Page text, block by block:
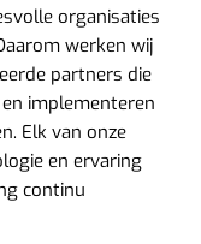
organisaties
werken wij
partners die
implementeren
Elk van onze
en ervaring
continu